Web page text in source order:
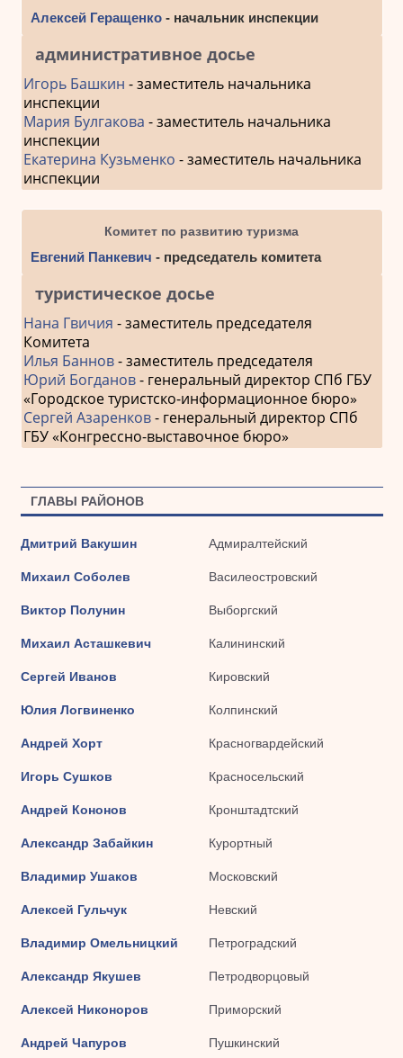
Алексей Геращенко- начальник инспекции
административное досье
Игорь Башкин - заместитель начальника
инспекции
Мария Булгакова - заместитель начальника
инспекции
Екатерина Кузьменко - заместитель начальника
инспекции
Комитет по развитию туризма
Евгений Панкевич - председатель комитета
туристическое досье
Нана Гвичия - заместитель председателя
Комитета
Илья Баннов- заместитель председателя
Юрий Богданов- генеральный директор СПб ГБУ
«Городское туристско-информационное бюро»
Сергей Азаренков- генеральный директор СПб
ГБУ «Конгрессно-выставочное бюро»
ГЛАВЫ РАЙОНОВ
Дмитрий Вакушин Адмиралтейский
Михаил Соболев Василеостровский
Виктор Полунин Выборгский
Михаил Асташкевич Калининский
Сергей Иванов Кировский
Юлия Логвиненко Колпинский
Андрей Хорт Красногвардейский
Игорь Сушков Красносельский
Андрей Кононов Кронштадтский
Александр Забайкин Курортный
Владимир Ушаков Московский
Алексей Гульчук Невский
Владимир Омельницкий Петроградский
Александр Якушев Петродворцовый
Алексей Никоноров Приморский
Андрей Чапуров Пушкинский